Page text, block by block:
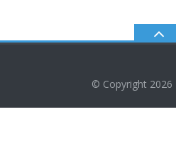
© Copyright 2026